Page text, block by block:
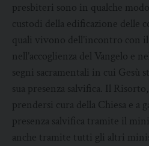
presbiteri sono in qualche
custodi della edificazione delle
quali vivono dell’incontro con
nell’accoglienza del Vangelo e
segni sacramentali in cui Gesù
sua presenza salvifica. Il
prendersi cura della Chiesa e a
presenza salvifica tramite il
anche tramite tutti gli altri